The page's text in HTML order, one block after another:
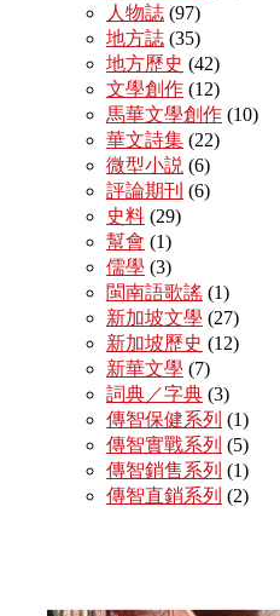
人物誌 (97)
地方誌 (35)
地方歷史 (42)
文學創作 (12)
馬華文學創作 (10)
華文詩集 (22)
微型小説 (6)
評論期刊 (6)
史料 (29)
幫會 (1)
儒學 (3)
閩南語歌謠 (1)
新加坡文學 (27)
新加坡歷史 (12)
新華文學 (7)
詞典／字典 (3)
傳智保健系列 (1)
傳智實戰系列 (5)
傳智銷售系列 (1)
傳智直銷系列 (2)